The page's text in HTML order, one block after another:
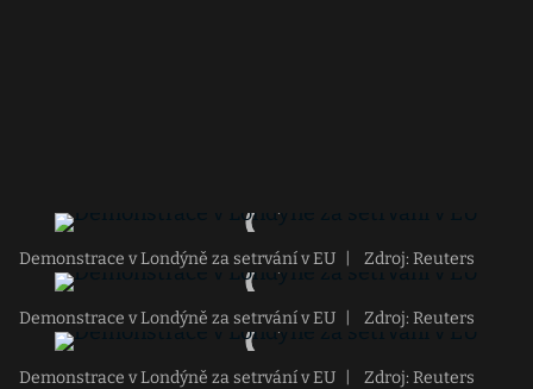
Demonstrace v Londýně za setrvání v EU Zdroj: Reuters
Demonstrace v Londýně za setrvání v EU Zdroj: Reuters
Demonstrace v Londýně za setrvání v EU Zdroj: Reuters